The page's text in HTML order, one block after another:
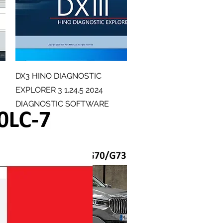
Γρήγορη προβολή
DX3 HINO DIAGNOSTIC
EXPLORER 3 1.24.5 2024
DIAGNOSTIC SOFTWARE
Κανονική τιμή
70,00 £ Τιμή Έκπτωσης
18,90 £